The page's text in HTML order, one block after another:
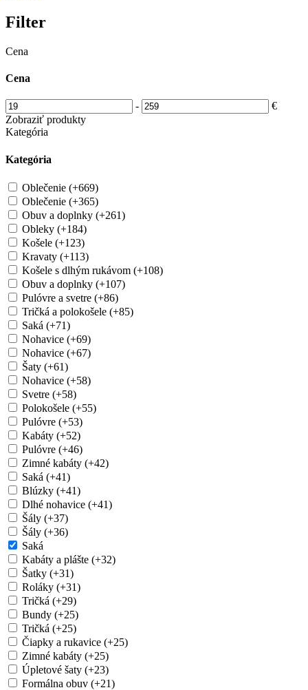
Filter
Cena
Cena
-
€
Zobraziť produkty
Kategória
Kategória
Oblečenie (+669)
Oblečenie (+365)
Obuv a doplnky (+261)
Obleky (+184)
Košele (+123)
Kravaty (+113)
Košele s dlhým rukávom (+108)
Obuv a doplnky (+107)
Pulóvre a svetre (+86)
Tričká a polokošele (+85)
Saká (+71)
Nohavice (+69)
Nohavice (+67)
Šaty (+61)
Nohavice (+58)
Svetre (+58)
Polokošele (+55)
Pulóvre (+53)
Kabáty (+52)
Pulóvre (+46)
Zimné kabáty (+42)
Saká (+41)
Blúzky (+41)
Dlhé nohavice (+41)
Šály (+37)
Šály (+36)
Saká
Kabáty a plášte (+32)
Šatky (+31)
Roláky (+31)
Tričká (+29)
Bundy (+25)
Tričká (+25)
Čiapky a rukavice (+25)
Zimné kabáty (+25)
Úpletové šaty (+23)
Formálna obuv (+21)